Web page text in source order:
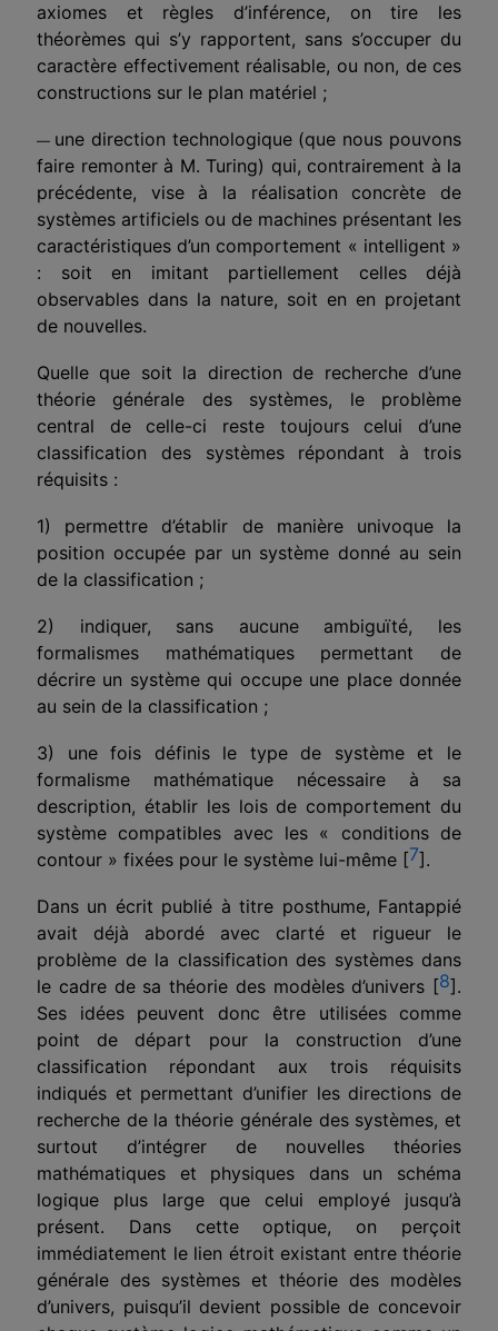
axiomes et règles d’inférence, on tire les
théorèmes qui s’y rapportent, sans s’occuper du
caractère effectivement réalisable, ou non, de ces
constructions sur le plan matériel ;
— une direction technologique (que nous pouvons
faire remonter à M. Turing) qui, contrairement à la
précédente, vise à la réalisation concrète de
systèmes artificiels ou de machines présentant les
caractéristiques d’un comportement « intelligent »
: soit en imitant partiellement celles déjà
observables dans la nature, soit en en projetant
de nouvelles.
Quelle que soit la direction de recherche d’une
théorie générale des systèmes, le problème
central de celle-ci reste toujours celui d’une
classification des systèmes répondant à trois
réquisits :
1) permettre d’établir de manière univoque la
position occupée par un système donné au sein
de la classification ;
2) indiquer, sans aucune ambiguïté, les
formalismes mathématiques permettant de
décrire un système qui occupe une place donnée
au sein de la classification ;
3) une fois définis le type de système et le
formalisme mathématique nécessaire à sa
description, établir les lois de comportement du
système compatibles avec les « conditions de
contour » fixées pour le système lui-même [7].
Dans un écrit publié à titre posthume, Fantappié
avait déjà abordé avec clarté et rigueur le
problème de la classification des systèmes dans
le cadre de sa théorie des modèles d’univers [8].
Ses idées peuvent donc être utilisées comme
point de départ pour la construction d’une
classification répondant aux trois réquisits
indiqués et permettant d’unifier les directions de
recherche de la théorie générale des systèmes, et
surtout d’intégrer de nouvelles théories
mathématiques et physiques dans un schéma
logique plus large que celui employé jusqu’à
présent. Dans cette optique, on perçoit
immédiatement le lien étroit existant entre théorie
générale des systèmes et théorie des modèles
d’univers, puisqu’il devient possible de concevoir